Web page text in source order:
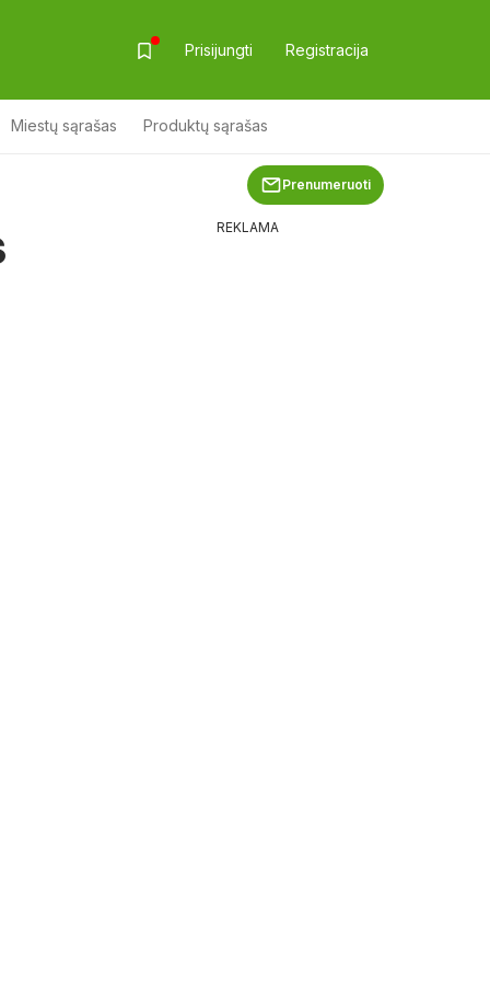
Prisijungti Registracija
Miestų sąrašas Produktų sąrašas
Prenumeruoti
REKLAMA